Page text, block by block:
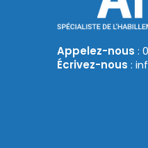
Appelez-nous :
Écrivez-nous :